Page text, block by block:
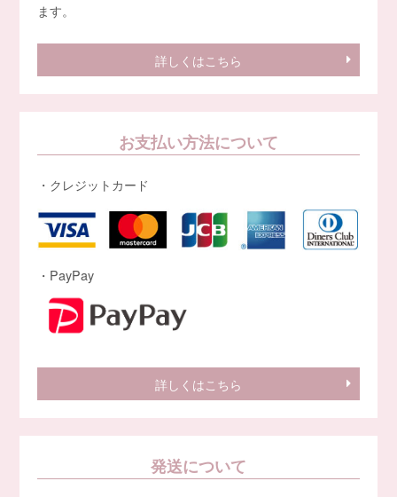
ます。
詳しくはこちら
お支払い方法について
・クレジットカード
・PayPay
詳しくはこちら
発送について